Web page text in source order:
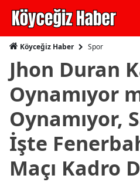
Köyceğiz Haber Spor
Jhon Duran
Oynamıyor
Oynamıyor,
İşte
Maçı Kadro